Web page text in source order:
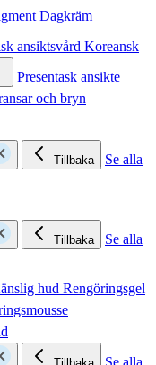
Dagkräm
ansiktsvård Koreansk
Presentask ansikte
och bryn
Tillbaka
Se alla
Tillbaka
Se alla
hud Rengöringsgel